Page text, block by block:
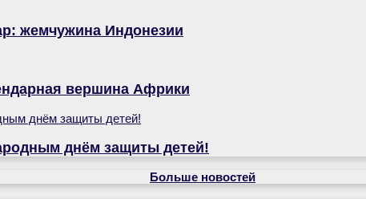
жемчужина Индонезии
вершина Африки
днём защиты детей!
Больше новостей